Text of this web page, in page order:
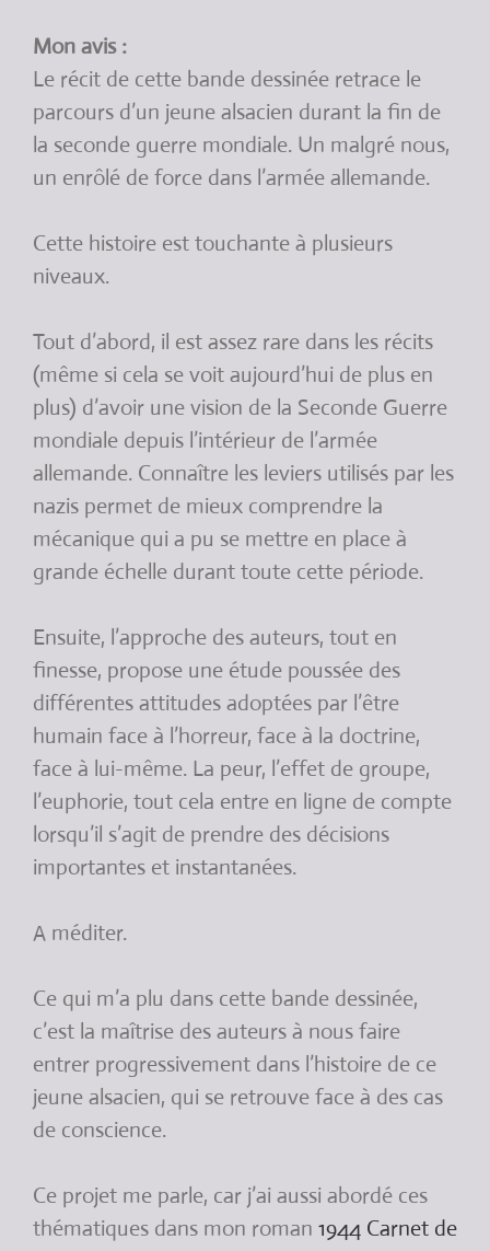
Mon avis :
Le récit de cette bande dessinée retrace le
parcours d’un jeune alsacien durant la fin de
la seconde guerre mondiale. Un malgré nous,
un enrôlé de force dans l’armée allemande.
Cette histoire est touchante à plusieurs
niveaux.
Tout d’abord, il est assez rare dans les récits
(même si cela se voit aujourd’hui de plus en
plus) d’avoir une vision de la Seconde Guerre
mondiale depuis l’intérieur de l’armée
allemande. Connaître les leviers utilisés par les
nazis permet de mieux comprendre la
mécanique qui a pu se mettre en place à
grande échelle durant toute cette période.
Ensuite, l’approche des auteurs, tout en
finesse, propose une étude poussée des
différentes attitudes adoptées par l’être
humain face à l’horreur, face à la doctrine,
face à lui-même. La peur, l’effet de groupe,
l’euphorie, tout cela entre en ligne de compte
lorsqu’il s’agit de prendre des décisions
importantes et instantanées.
A méditer.
Ce qui m’a plu dans cette bande dessinée,
c’est la maîtrise des auteurs à nous faire
entrer progressivement dans l’histoire de ce
jeune alsacien, qui se retrouve face à des cas
de conscience.
Ce projet me parle, car j’ai aussi abordé ces
thématiques dans mon roman 1944 Carnet de